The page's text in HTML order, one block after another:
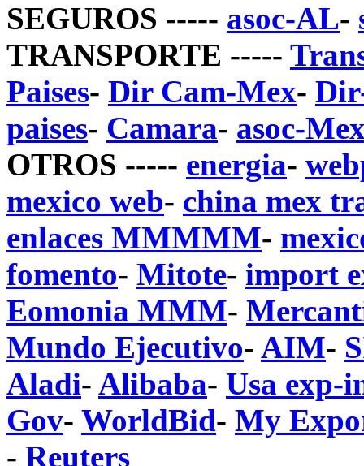
SEGUROS ----- asoc-AL-
TRANSPORTE -----
Paises- Dir Cam-Mex-
paises- Camara- asoc-
OTROS ----- energia-
mexico web- china mex
enlaces MMMMM-
fomento- Mitote- import
Eomonia MMM-
Mundo Ejecutivo- AIM-
Aladi- Alibaba- Usa exp-
Gov- WorldBid- My
- Reuters